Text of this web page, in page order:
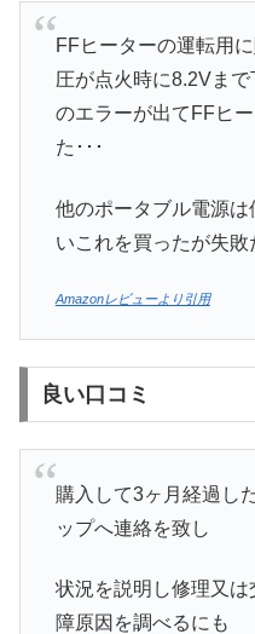
​​FFヒーターの運転用
圧が点火時に8.2Vま
のエラーが出てFFヒ
た･･･
他のポータブル電源
いこれを買ったが失敗
Amazonレビューより引用
良い口コミ
購入して3ヶ月経過し
ップへ連絡を致し
状況を説明し修理又
障原因を調べるにも